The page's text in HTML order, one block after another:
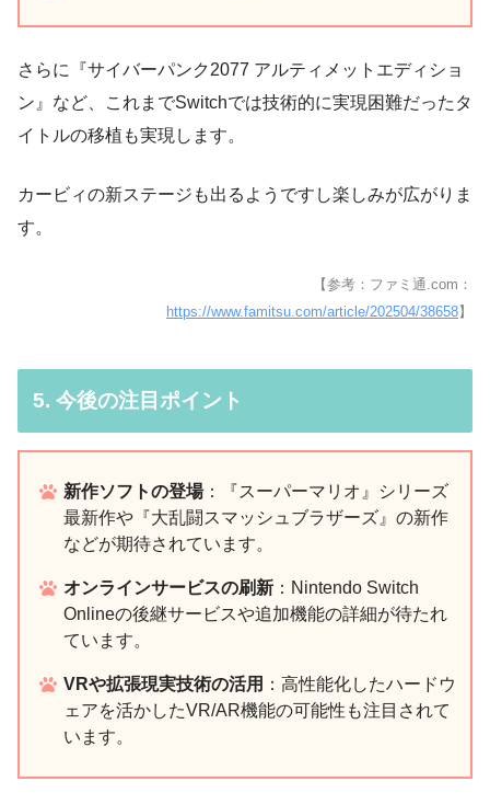
さらに『サイバーパンク2077 アルティメットエディショ
ン』など、これまでSwitchでは技術的に実現困難だったタ
イトルの移植も実現します。
カービィの新ステージも出るようですし楽しみが広がりま
す。
【参考：ファミ通.com：
https://www.famitsu.com/article/202504/38658】
5. 今後の注目ポイント
新作ソフトの登場：『スーパーマリオ』シリーズ
最新作や『大乱闘スマッシュブラザーズ』の新作
などが期待されています。
オンラインサービスの刷新 ：Nintendo Switch
Onlineの後継サービスや追加機能の詳細が待たれ
ています。
VRや拡張現実技術の活用 ：高性能化したハードウ
ェアを活かしたVR/AR機能の可能性も注目されて
います。